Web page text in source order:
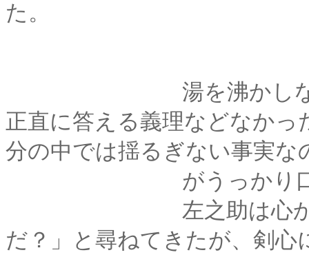
た。
湯を沸かしながら、
正直に答える義理などなか
分の中では揺るぎない事実な
がうっかり口から
左之助は心から不思
だ？」と尋ねてきたが、剣